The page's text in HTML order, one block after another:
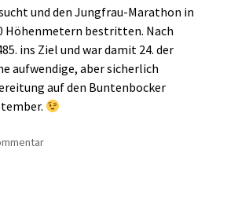
und den Jungfrau-Marathon in
Höhenmetern bestritten. Nach
ins Ziel und war damit 24. der
aufwendige, aber sicherlich
auf den Buntenbocker